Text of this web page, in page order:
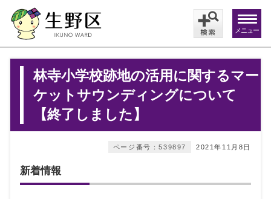
メニュー
林寺小学校跡地の活用に関するマー
ケットサウンディングについて
【終了しました】
2021年11月8日
ページ番号：539897
新着情報